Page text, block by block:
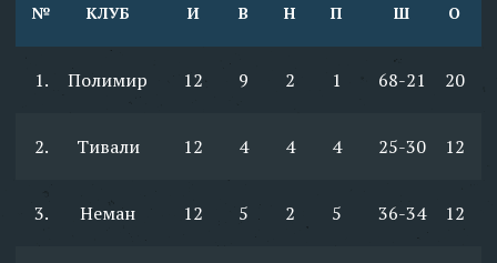
№ КЛУБ И В Н П Ш О
1. Полимир 12 9 2 1 68-21 20
2. Тивали 12 4 4 4 25-30 12
3. Неман 12 5 2 5 36-34 12